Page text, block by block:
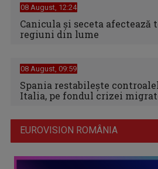
08 August, 12:24
Canicula şi seceta afectează
regiuni din lume
08 August, 09:59
Spania restabileşte
Italia, pe fondul crizei
EUROVISION ROMÂNIA